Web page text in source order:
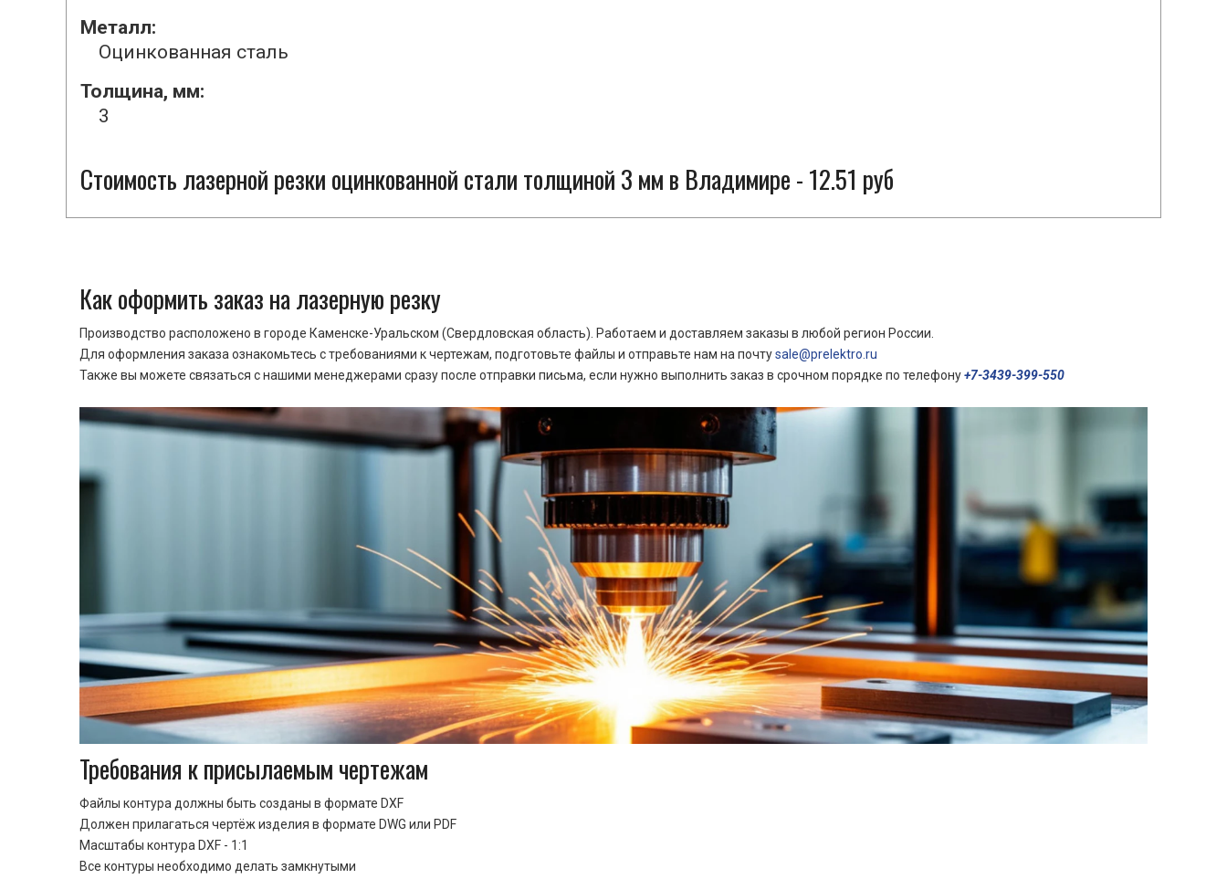
Металл:
Оцинкованная сталь
Толщина, мм:
3
Стоимость лазерной резки оцинкованной стали толщиной 3 мм в Владимире - 12.51 руб
Как оформить заказ на лазерную резку
Производство расположено в городе Каменске-Уральском (Свердловская область). Работаем и доставляем заказы в любой регион России.
Для оформления заказа ознакомьтесь с требованиями к чертежам, подготовьте файлы и отправьте нам на почтуsale@prelektro.ru
Также вы можете связаться с нашими менеджерами сразу после отправки письма, если нужно выполнить заказ в срочном порядке по телефону+7-3439-399-550
Требования к присылаемым чертежам
Файлы контура должны быть созданы в формате DXF
Должен прилагаться чертёж изделия в формате DWG или PDF
Масштабы контура DXF - 1:1
Все контуры необходимо делать замкнутыми